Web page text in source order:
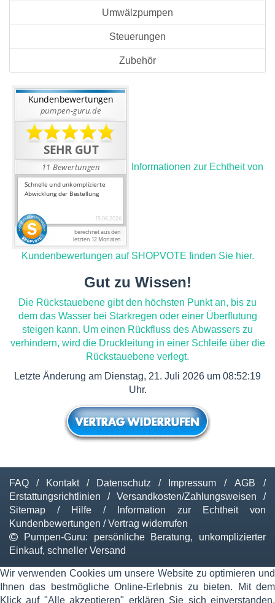
Umwälzpumpen
Steuerungen
Zubehör
Informationen zur Echtheit von
Kundenbewertungen auf SHOPVOTE finden Sie hier.
Gut zu Wissen!
Die Rückstauebene gibt den höchsten Punkt an, bis zu
dem das Wasser bei Starkregen oder einer Überflutung
steigen kann. Um einen Rückfluss des Abwassers zu
verhindern, wird die Druckleitung in einer Schleife über die
Rückstauebene verlegt.
Letzte Änderung am Dienstag, 21. Juli 2026 um 08:52:19
Uhr.
FAQ / Kontakt / Datenschutz / Impressum / AGB
/
Erstattungsrichtlinien
/ Versandkosten/Zahlungsweisen
/
Sitemap
/ Hilfe /
Information zur Echtheit von
Kundenbewertungen / Vertrag widerrufen
Pumpen-Guru: persönliche Beratung, unkomplizierter
Einkauf, schneller Versand
Wir verwenden Cookies um unsere Website zu optimieren und
Ihnen das bestmögliche Online-Erlebnis zu bieten. Mit dem
Klick auf "Alle akzeptieren" erklären Sie sich einverstanden.